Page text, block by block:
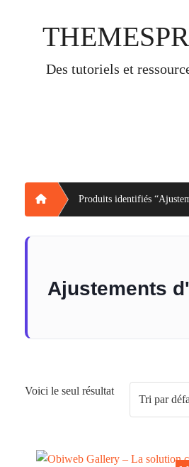
des tutoriels et
Home Produits identifiés
Ajustements
Voici le seul résultat